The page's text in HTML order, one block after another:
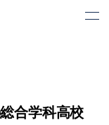
合学科高校